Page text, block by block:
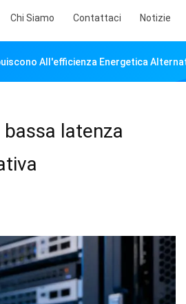
Chi Siamo Contattaci Notizie
All'efficienza Energetica‌
latenza